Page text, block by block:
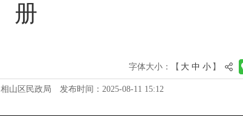
册
字体大小：【 大 中 小 】
山区民政局 发布时间：2025-08-11 15:12